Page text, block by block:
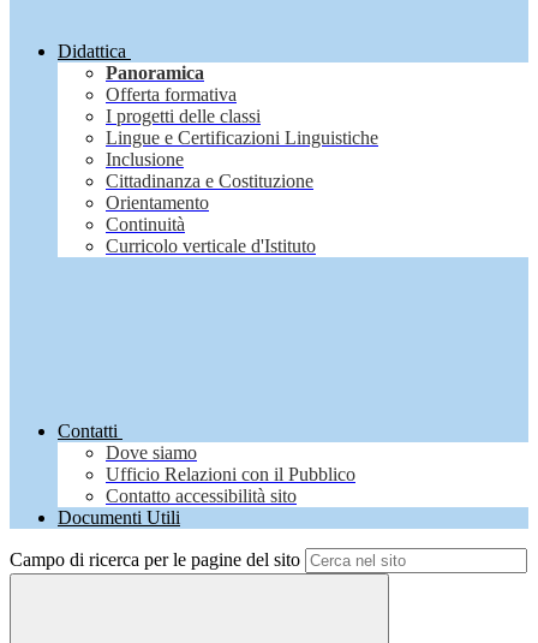
Didattica
Panoramica
Offerta formativa
I progetti delle classi
Lingue e Certificazioni Linguistiche
Inclusione
Cittadinanza e Costituzione
Orientamento
Continuità
Curricolo verticale d'Istituto
Contatti
Dove siamo
Ufficio Relazioni con il Pubblico
Contatto accessibilità sito
Documenti Utili
Campo di ricerca per le pagine del sito